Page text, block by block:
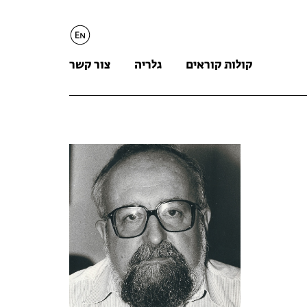
English
צור קשר גלריה קולות קוראים